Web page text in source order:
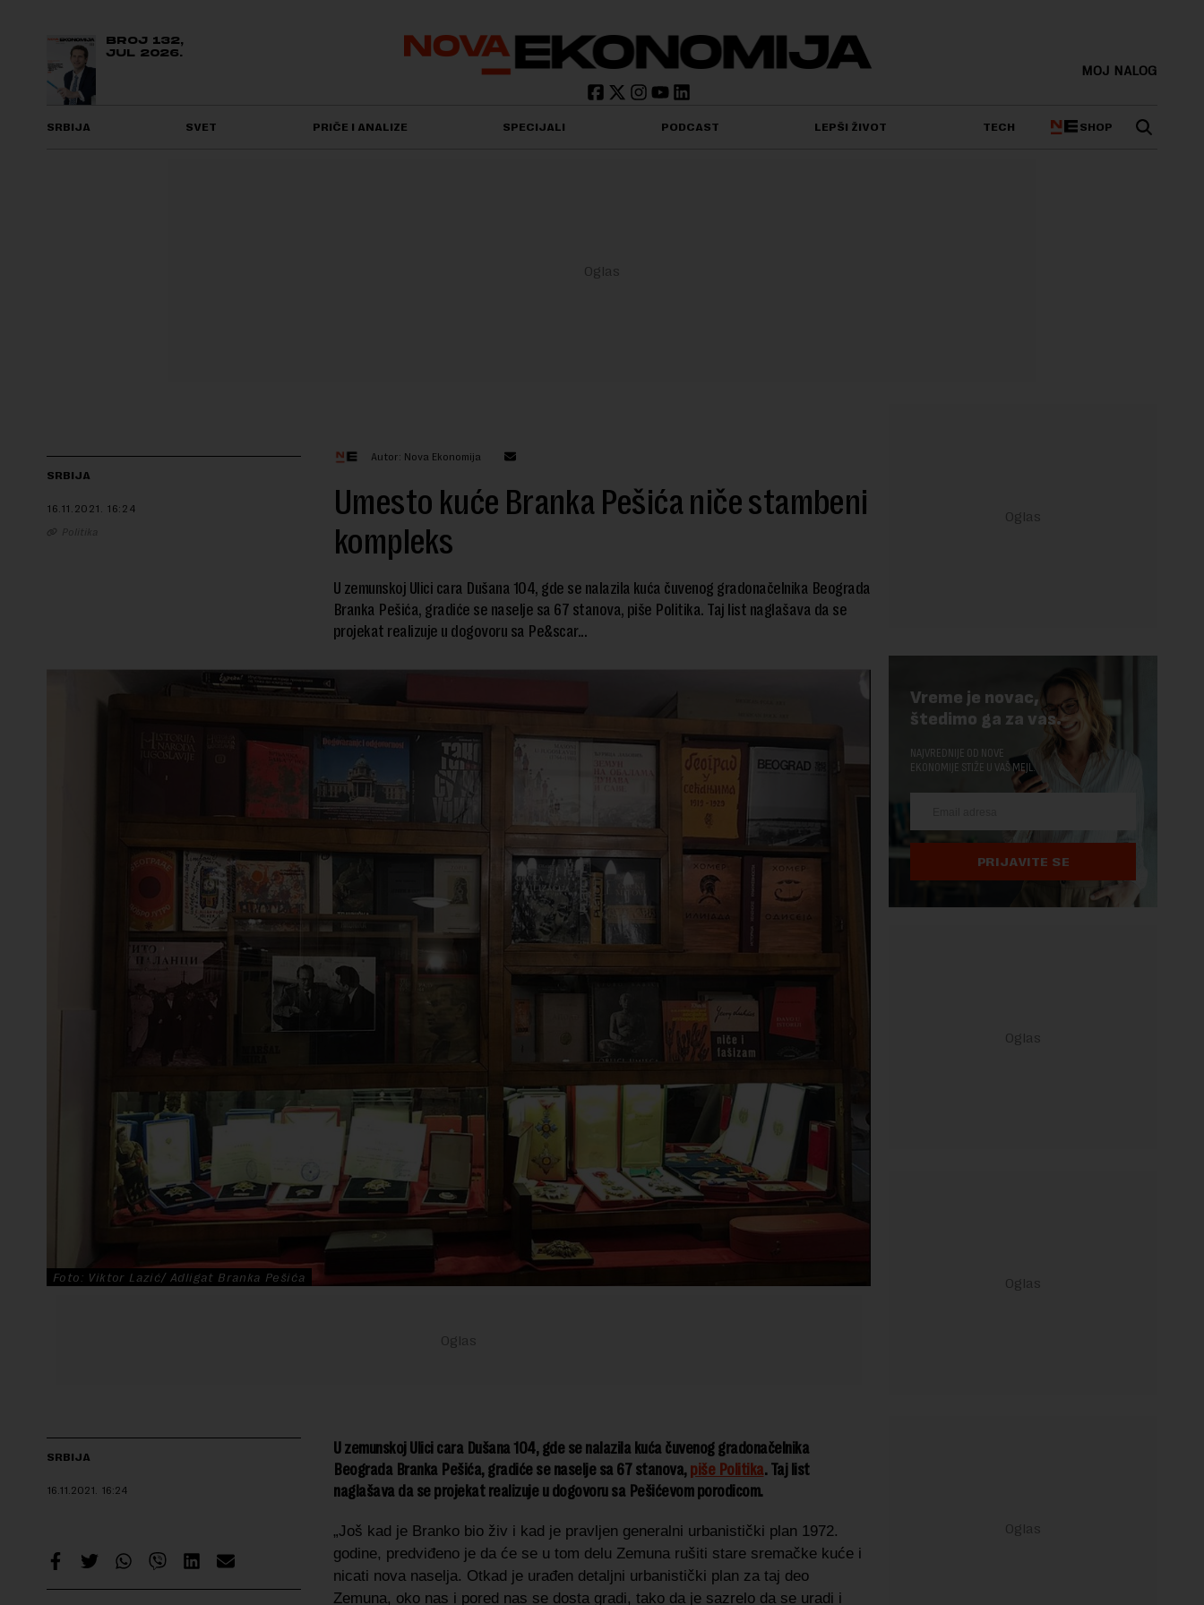
BROJ 132,
JUL 2026.
MOJ NALOG
SRBIJA SVET PRIČE I ANALIZE SPECIJALI PODCAST LEPŠI ŽIVOT TECH SHOP
SRBIJA
16.11.2021. 16:24
Politika
Autor: Nova Ekonomija
Umesto kuće Branka Pešića niče stambeni
kompleks
U zemunskoj Ulici cara Dušana 104, gde se nalazila kuća čuvenog gradonačelnika Beograda
Branka Pešića, gradiće se naselje sa 67 stanova, piše Politika. Taj list naglašava da se
projekat realizuje u dogovoru sa Pe&scar...
Foto: Viktor Lazić/ Adligat Branka Pešića
SRBIJA
16.11.2021. 16:24
U zemunskoj Ulici cara Dušana 104, gde se nalazila kuća čuvenog gradonačelnika
Beograda Branka Pešića, gradiće se naselje sa 67 stanova, piše Politika. Taj list
naglašava da se projekat realizuje u dogovoru sa Pešićevom porodicom.
„Još kad je Branko bio živ i kad je pravljen generalni urbanistički plan 1972.
godine, predviđeno je da će se u tom delu Zemuna rušiti stare sremačke kuće i
nicati nova naselja. Otkad je urađen detaljni urbanistički plan za taj deo
Zemuna, oko nas i pored nas se dosta gradi, tako da je sazrelo da se uradi i
Vreme je novac,
štedimo ga za vas.
NAJVREDNIJE OD NOVE
EKONOMIJE STIŽE U VAŠ MEJL.
PRIJAVITE SE